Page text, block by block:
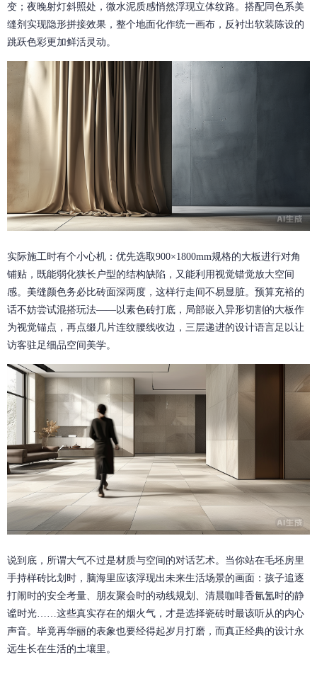
变；夜晚射灯斜照处，微水泥质感悄然浮现立体纹路。搭配同色系美
缝剂实现隐形拼接效果，整个地面化作统一画布，反衬出软装陈设的
跳跃色彩更加鲜活灵动。
实际施工时有个小心机：优先选取900×1800mm规格的大板进行对角
铺贴，既能弱化狭长户型的结构缺陷，又能利用视觉错觉放大空间
感。美缝颜色务必比砖面深两度，这样行走间不易显脏。预算充裕的
话不妨尝试混搭玩法——以素色砖打底，局部嵌入异形切割的大板作
为视觉锚点，再点缀几片连纹腰线收边，三层递进的设计语言足以让
访客驻足细品空间美学。
说到底，所谓大气不过是材质与空间的对话艺术。当你站在毛坯房里
手持样砖比划时，脑海里应该浮现出未来生活场景的画面：孩子追逐
打闹时的安全考量、朋友聚会时的动线规划、清晨咖啡香氤氲时的静
谧时光……这些真实存在的烟火气，才是选择瓷砖时最该听从的内心
声音。毕竟再华丽的表象也要经得起岁月打磨，而真正经典的设计永
远生长在生活的土壤里。